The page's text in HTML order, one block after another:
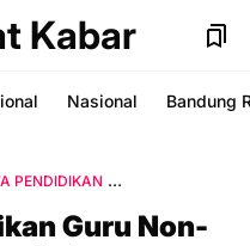
Kabar
Nasional Bandung
PENDIDIKAN
Guru Non-